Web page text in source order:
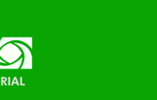
pode ser
solitária.
a chave para o
e na conexão
por isso que os